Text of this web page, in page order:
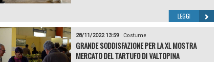
LEGGI
28/11/2022 13:59| Costume
GRANDE SODDISFAZIONE PER LA XL MOSTRA
MERCATO DEL TARTUFO DI VALTOPINA